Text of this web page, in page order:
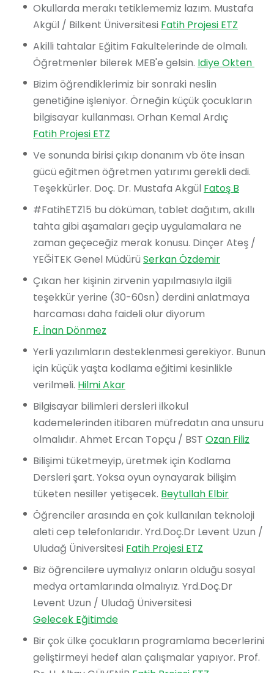
Okullarda merakı tetiklememiz lazım. Mustafa
Akgül / Bilkent Üniversitesi Fatih Projesi ETZ
Akilli tahtalar Eğitim Fakultelerinde de olmalı.
Öğretmenler bilerek MEB'e gelsin.
Bizim öğrendiklerimiz bir sonraki neslin
genetiğine işleniyor. Örneğin küçük çocukların
bilgisayar kullanması. Orhan Kemal Ardıç
Fatih Projesi ETZ
Ve sonunda birisi çıkıp donanım vb öte insan
gücü eğitmen öğretmen yatırımı gerekli dedi.
Teşekkürler. Doç. Dr. Mustafa Akgül Fatoş B
#FatihETZ15 bu döküman, tablet dağıtım, akıllı
tahta gibi aşamaları geçip uygulamalara ne
zaman geçeceğiz merak konusu. Dinçer Ateş /
YEĞİTEK Genel Müdürü Serkan Özdemir
Çıkan her kişinin zirvenin yapılmasıyla ilgili
teşekkür yerine (30-60sn) derdini anlatmaya
harcaması daha faideli olur diyorum
F. İnan Dönmez
Yerli yazılımların desteklenmesi gerekiyor. Bunun
için küçük yaşta kodlama eğitimi kesinlikle
verilmeli. Hilmi Akar
Bilgisayar bilimleri dersleri ilkokul
kademelerinden itibaren müfredatın ana unsuru
olmalıdır. Ahmet Ercan Topçu / BST Ozan Filiz
Bilişimi tüketmeyip, üretmek için Kodlama
Dersleri şart. Yoksa oyun oynayarak bilişim
tüketen nesiller yetişecek. Beytullah Elbir
Öğrenciler arasında en çok kullanılan teknoloji
aleti cep telefonlarıdır. Yrd.Doç.Dr Levent Uzun /
Uludağ Üniversitesi Fatih Projesi ETZ
Biz öğrencilere uymalıyız onların olduğu sosyal
medya ortamlarında olmalıyız. Yrd.Doç.Dr
Levent Uzun / Uludağ Üniversitesi
Gelecek Eğitimde
Bir çok ülke çocukların programlama becerlerini
geliştirmeyi hedef alan çalışmalar yapıyor. Prof.